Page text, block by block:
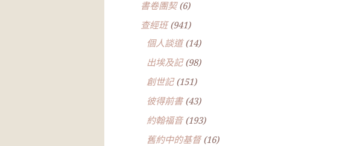
書卷團契(6)
查經班(941)
個人談道(14)
出埃及記(98)
創世記(151)
彼得前書(43)
約翰福音(193)
舊約中的基督(16)